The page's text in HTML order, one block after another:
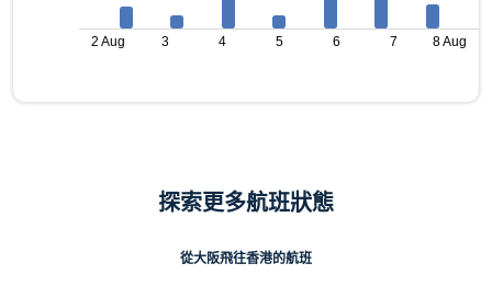
2 Aug 3 4 5 6 7 8 Aug
探索更多航班狀態
從大阪飛往香港的航班